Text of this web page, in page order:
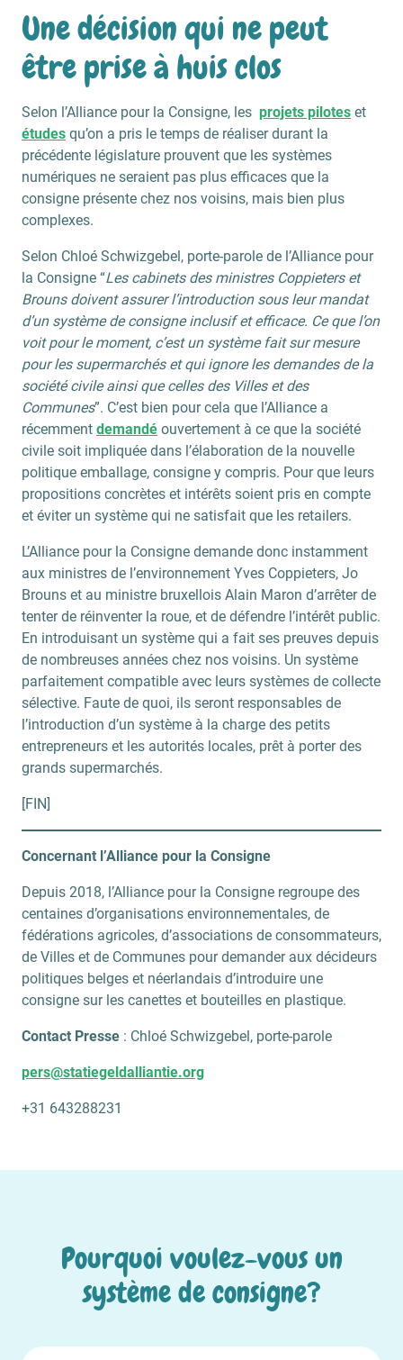
Une décision qui ne peut
être prise à huis clos
Selon l’Alliance pour la Consigne, les projets pilotes et
études qu’on a pris le temps de réaliser durant la
précédente législature prouvent que les systèmes
numériques ne seraient pas plus efficaces que la
consigne présente chez nos voisins, mais bien plus
complexes.
Selon Chloé Schwizgebel, porte-parole de l’Alliance pour
la Consigne “Les cabinets des ministres Coppieters et
Brouns doivent assurer l’introduction sous leur mandat
d’un système de consigne inclusif et efficace. Ce que l’on
voit pour le moment, c’est un système fait sur mesure
pour les supermarchés et qui ignore les demandes de la
société civile ainsi que celles des Villes et des
Communes”. C’est bien pour cela que l’Alliance a
récemment demandé ouvertement à ce que la société
civile soit impliquée dans l’élaboration de la nouvelle
politique emballage, consigne y compris. Pour que leurs
propositions concrètes et intérêts soient pris en compte
et éviter un système qui ne satisfait que les retailers.
L’Alliance pour la Consigne demande donc instamment
aux ministres de l’environnement Yves Coppieters, Jo
Brouns et au ministre bruxellois Alain Maron d’arrêter de
tenter de réinventer la roue, et de défendre l’intérêt public.
En introduisant un système qui a fait ses preuves depuis
de nombreuses années chez nos voisins. Un système
parfaitement compatible avec leurs systèmes de collecte
sélective. Faute de quoi, ils seront responsables de
l’introduction d’un système à la charge des petits
entrepreneurs et les autorités locales, prêt à porter des
grands supermarchés.
[FIN]
Concernant l’Alliance pour la Consigne
Depuis 2018, l’Alliance pour la Consigne regroupe des
centaines d’organisations environnementales, de
fédérations agricoles, d’associations de consommateurs,
de Villes et de Communes pour demander aux décideurs
politiques belges et néerlandais d’introduire une
consigne sur les canettes et bouteilles en plastique.
Contact Presse : Chloé Schwizgebel, porte-parole
pers@statiegeldalliantie.org
+31 643288231
Pourquoi voulez-vous un
système de consigne?